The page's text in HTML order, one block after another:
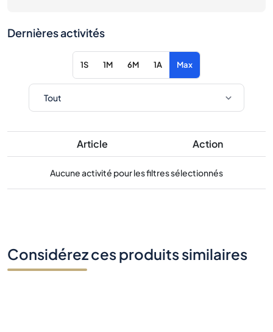
Dernières activités
1S 1M 6M 1A Max
Article Action
Aucune activité pour les filtres sélectionnés
Considérez ces produits similaires